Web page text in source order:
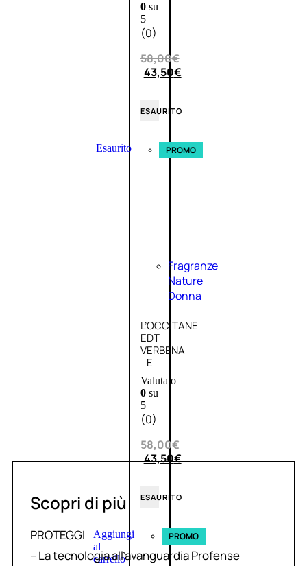
0su
5
(0)
58,00€
43,50€
ESAURITO
Esaurito PROMO
Fragranze
Nature
Donna
L’OCCITANE
EDT
VERBENA
E
Valutato
0su
5
(0)
58,00€
43,50€
ESAURITO
Aggiungi
al
carrello
PROMO
Scopri di più
PROTEGGI
– La tecnologia all’avanguardia Profense